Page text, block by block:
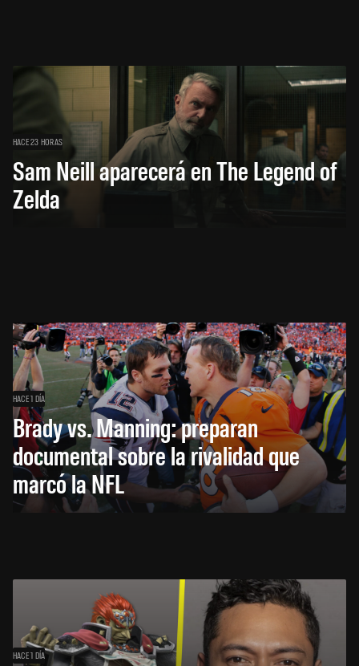
HACE 23 HORAS
Sam Neill aparecerá en The Legend of
Zelda
HACE 1 DÍA
Brady vs. Manning: preparan
documental sobre la rivalidad que
marcó la NFL
HACE 1 DÍA